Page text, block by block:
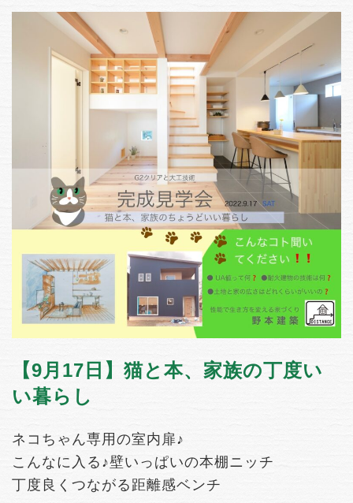
【9月17日】猫と本、家族の丁度い
い暮らし
ネコちゃん専用の室内扉♪
こんなに入る♪壁いっぱいの本棚ニッチ
丁度良くつながる距離感ベンチ